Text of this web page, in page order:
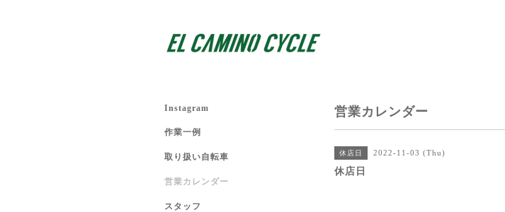
営業カレンダー
休店日 2022-11-03 (Thu)
休店日
Instagram
作業一例
取り扱い自転車
営業カレンダー
スタッフ